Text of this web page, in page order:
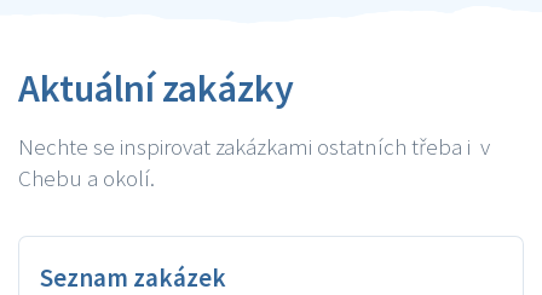
Aktuální zakázky
Nechte se inspirovat zakázkami ostatních třeba i v
Chebu a okolí.
Seznam zakázek